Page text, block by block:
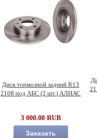
Диск тормозной задний R13
2108 под АБС (2 шт.) АЛНАС
3 000.00 RUB
Заказать